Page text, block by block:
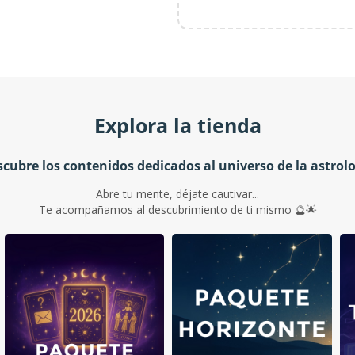
Explora la tienda
los contenidos dedicados al universo de la
Abre tu mente, déjate cautivar...
Te acompañamos al descubrimiento de ti mismo 🔮🌟